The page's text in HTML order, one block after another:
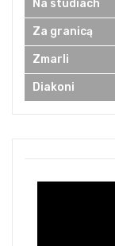
Na studiach
Za granicą
Zmarli
Diakoni